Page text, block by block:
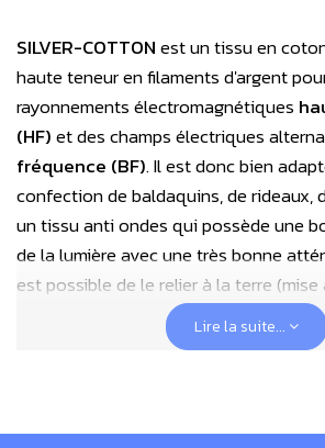
SILVER-COTTONest un tissu en
haute teneur en filaments d'argent
rayonnements électromagnétiques
(HF)et des champs électriques
fréquence (BF). Il est donc bien
confection de baldaquins, de rideaux,
un tissu anti ondes qui possède une
de la lumière avec une très bonne
est possible de le relier à la terre
des champs basses
. C’est un produit
Ce nouveau tissuSILVER-COTTON
Lire la suite...